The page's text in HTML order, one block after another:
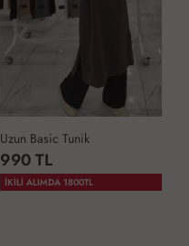
Uzun Basic Tunik
990 TL
İKİLİ ALIMDA 1800TL